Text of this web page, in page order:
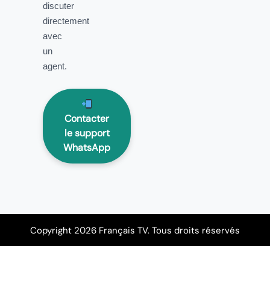
discuter
directement
avec
un
agent.
Contacter
le support
WhatsApp
Copyright 2026 Français TV. Tous droits réservés